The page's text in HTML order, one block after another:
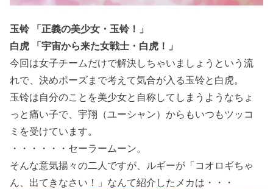
玉铃 「正義の美少女・玉铃！」
白虎 「宇宙から来た女戦士・白虎！」
今回は女子チームだけで解決しちゃいましょうという流
れで、決めポーズまで考えて気合が入る玉铃と白虎。
玉铃は自分のことを美少女と自称してしまうようなちょ
っと痛い子で、宇翔（ユーシャン）からもいつもツッコ
ミを受けています。
・・・・・・セーラームーン。
そんな意気揚々の二人ですが、ルギーが「コオロギちゃ
ん、出てきなさい！」なんて紹介したメカは・・・